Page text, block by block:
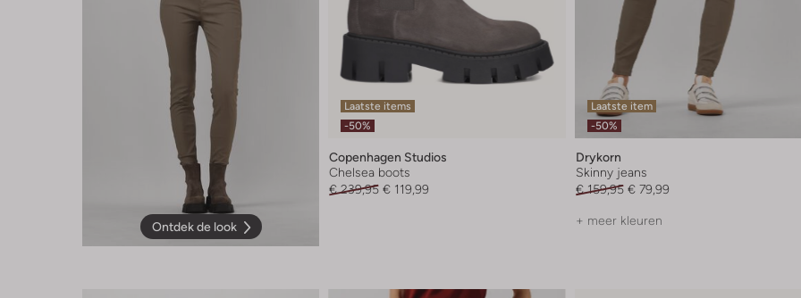
Ontdek de look
Laatste items
-50%
Copenhagen Studios
Chelsea boots
€ 239,95 € 119,99
Laatste item
-50%
Drykorn
Skinny jeans
€ 159,95 € 79,99
+ meer kleuren